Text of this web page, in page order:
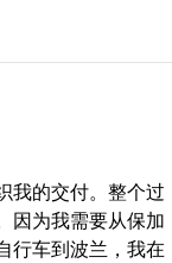
我的交付。整个过
因为我需要从保加
行车到波兰，我在